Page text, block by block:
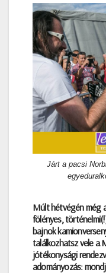
Járt a pacsi
Múlt hétvégén még
fölényes,
bajnok
találkozhatsz vele a
jótékonysági
adományozás: